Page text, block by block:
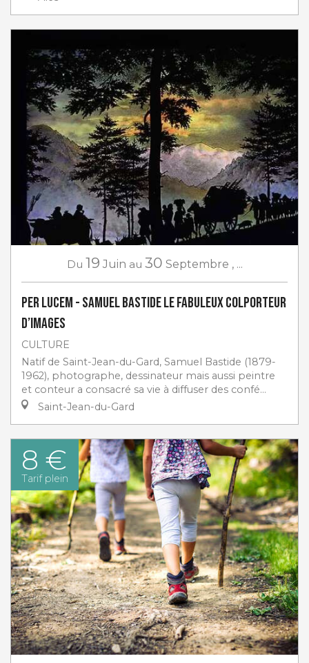
Du 19 Juin au 30 Septembre , ...
PER LUCEM - Samuel Bastide le fabuleux colporteur
d’images
CULTURE
Natif de Saint-Jean-du-Gard, Samuel Bastide (1879-
1962), photographe, dessinateur mais aussi peintre
et conteur a consacré sa vie à diffuser des confé...
Saint-Jean-du-Gard
8 €
Tarif plein